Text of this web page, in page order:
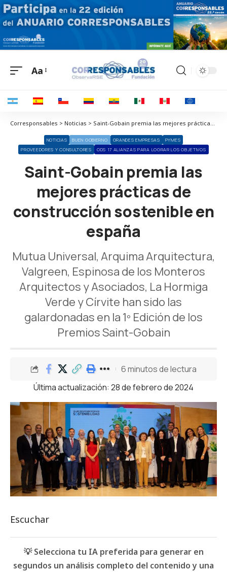
Aa
Corresponsables > Noticias > Saint-Gobain premia las mejores prácticas de construcción sostenible en españa
NOTICIAS BUEN GOBIERNO GRANDES EMPRESAS
PYMES
PROVEEDORES Y CONSULTORES
ODS 17 ALIANZAS PARA LOGRAR LOS OBJETIVOS
Saint-Gobain premia las
mejores prácticas de
construcción sostenible en
españa
Mutua Universal, Arquima Arquitectura,
Valgreen, Espinosa de los Monteros
Arquitectos y Asociados, La Hormiga
Verde y Círvite han sido las
galardonadas en la 1º Edición de los
Premios Saint-Gobain
Última actualización: 28 de febrero de 2024
6 minutos de lectura
Escuchar
💡 Selecciona tu IA preferida para generar en
segundos un análisis completo del contenido y una